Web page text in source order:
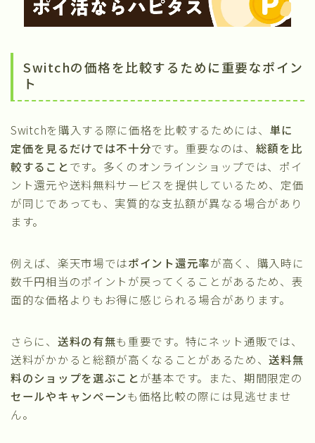
Switchの価格を比較するために重要なポイン
ト
Switchを購入する際に価格を比較するためには、 単に
定価を見るだけでは不十分です。重要なのは、 総額を比
較することです。多くのオンラインショップでは、ポイ
ント還元や送料無料サービスを提供しているため、定価
が同じであっても、実質的な支払額が異なる場合があり
ます。
例えば、楽天市場ではポイント還元率が高く、購入時に
数千円相当のポイントが戻ってくることがあるため、表
面的な価格よりもお得に感じられる場合があります。
さらに、 送料の有無も重要です。特にネット通販では、
送料がかかると総額が高くなることがあるため、送料無
料のショップを選ぶことが基本です。また、期間限定の
セールやキャンペーンも価格比較の際には見逃せませ
ん。